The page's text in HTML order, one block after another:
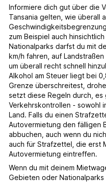
Informiere dich gut über die
Tansania gelten, wie überall
zum Beispiel auch
Nationalparks darfst du mit
km/h fahren, auf
um überall recht schnell
Alkohol am Steuer liegt bei
Grenze überschreitest,
setzt diese Regeln durch, es
Verkehrskontrollen - sowohl
Land. Falls du einen
Autovermietung den fälligen
abbuchen, auch wenn du
auch für Strafzettel, die erst
Autovermietung eintreffen.
Wenn du mit deinem
Gebieten oder